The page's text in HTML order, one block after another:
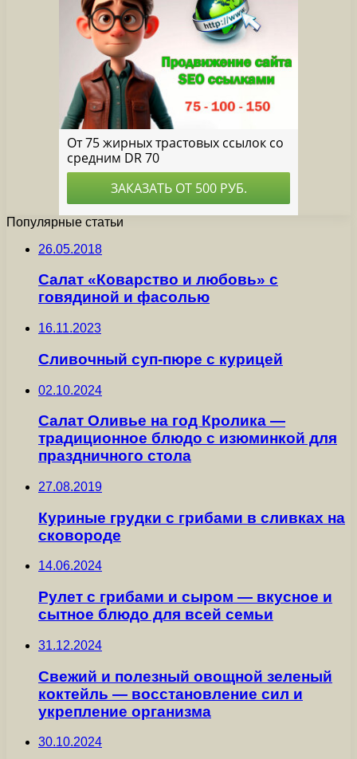
Популярные статьи
26.05.2018
Салат «Коварство и любовь» с
говядиной и фасолью
16.11.2023
Сливочный суп-пюре с курицей
02.10.2024
Салат Оливье на год Кролика —
традиционное блюдо с изюминкой для
праздничного стола
27.08.2019
Куриные грудки с грибами в сливках на
сковороде
14.06.2024
Рулет с грибами и сыром — вкусное и
сытное блюдо для всей семьи
31.12.2024
Свежий и полезный овощной зеленый
коктейль — восстановление сил и
укрепление организма
30.10.2024